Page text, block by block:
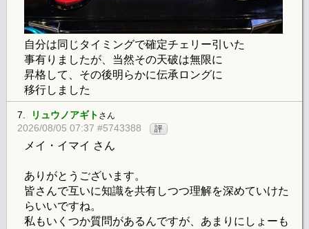
自分は同じタイミングで確定チェリー引いた
事有りましたが、当然その天破は無限に
昇格して、その後明らかに伝承ロングに
移行しました
7. リュウノアギト さん
2026/08/05 07:37 #5743388 評
メイ・イマイ さん
ありがとうございます。
皆さんで互いに知識を共有しつつ理解を深めていけた
らいいですね。
私もいくつか質問があるんですが、あまりにしょーも